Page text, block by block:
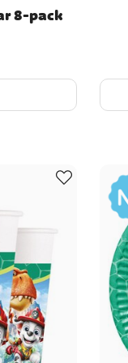
8-pack